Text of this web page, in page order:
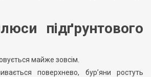
підґрунтового
майже зовсім.
поверхнево, бур’яни ростуть